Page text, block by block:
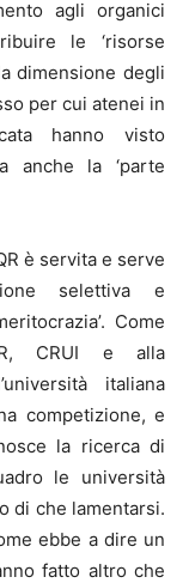
agli organici
le ‘risorse
dimensione degli
per cui atenei in
hanno visto
anche la ‘parte
è servita e serve
selettiva e
Come
CRUI e alla
italiana
competizione, e
la ricerca di
le università
di che lamentarsi.
ebbe a dire un
fatto altro che